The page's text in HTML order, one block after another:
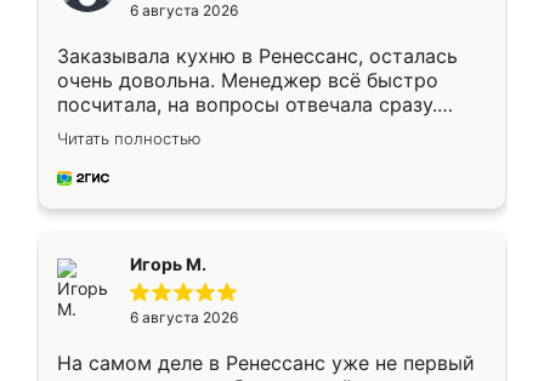
6 августа 2026
Заказывала кухню в Ренессанс, осталась
очень довольна. Менеджер всё быстро
посчитала, на вопросы отвечала сразу.
Замерщик приехал в субботу, подошёл к
делу со всей ответственностью. Собрали
за день, ребята работали аккуратно, даже
Читать полностью
Игорь М.
6 августа 2026
На самом деле в Ренессанс уже не первый